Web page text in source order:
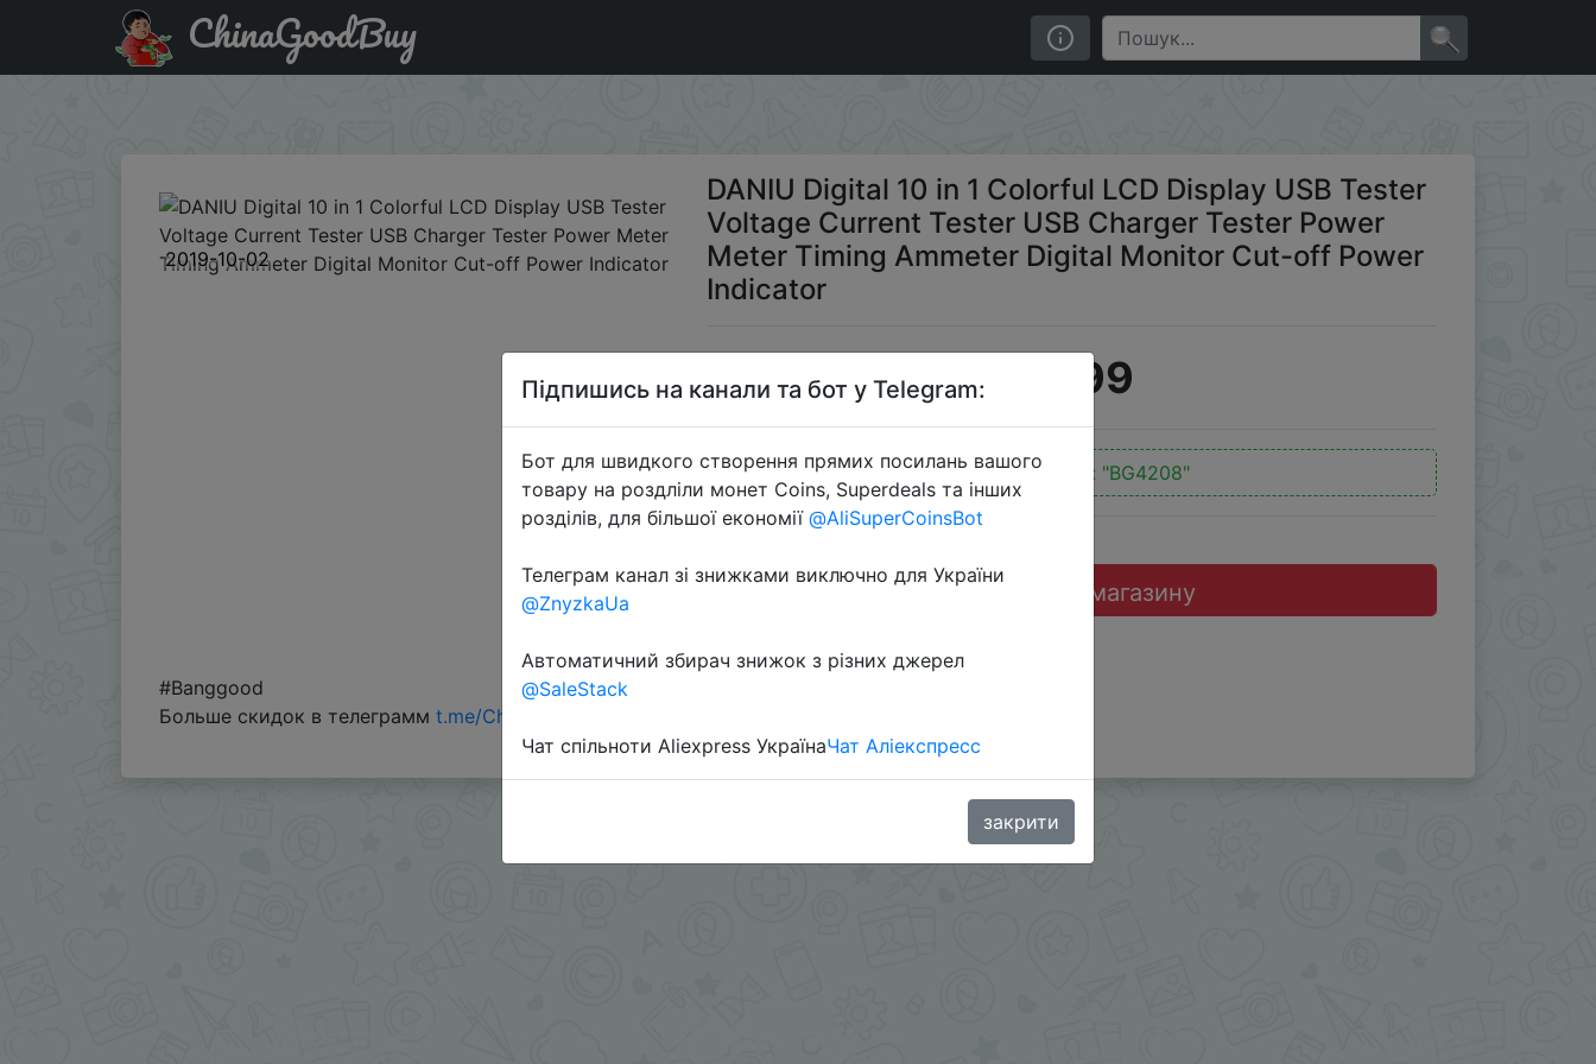
Код на знижку BG4208 DANIU Digital 10 in 1 Colorful LCD Display USB Tester Voltage Current Tester USB Charger Tester Power Meter Timing Ammeter Digital Monitor Cut-off
Power Indicator
ChinaGoodBuy
2019-10-02
DANIU Digital 10 in 1 Colorful LCD Display USB Tester
Voltage Current Tester USB Charger Tester Power
Meter Timing Ammeter Digital Monitor Cut-off Power
Indicator
$3.99
Промокод: "BG4208"
Перейти до магазину
#Banggood
Больше скидок в телеграмм t.me/ChinaGoodBuy
Підпишись на канали та бот у Telegram:
Бот для швидкого створення прямих посилань вашого
товару на роздліли монет Coins, Superdeals та інших
розділів, для більшої економії @AliSuperCoinsBot
Телеграм канал зі знижками виключно для України
@ZnyzkaUa
Автоматичний збирач знижок з різних джерел
@SaleStack
Чат спільноти Aliexpress УкраїнаЧат Аліекспресс
закрити